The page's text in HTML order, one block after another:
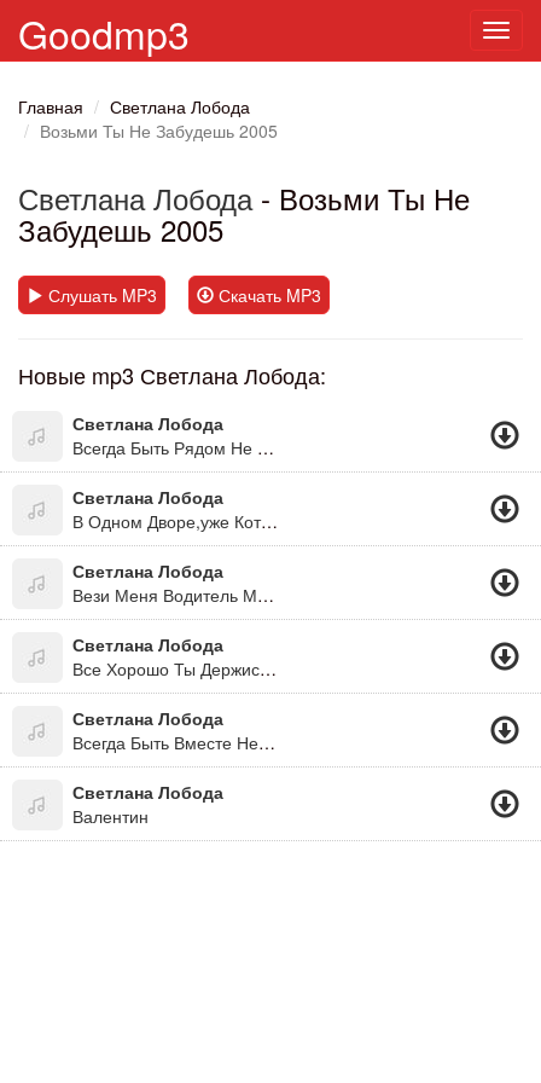
Goodmp3
Главная
Светлана Лобода
Возьми Ты Не Забудешь 2005
Светлана Лобода- Возьми Ты Не
Забудешь 2005
Слушать MP3 Скачать MP3
Новые mp3 Светлана Лобода:
Светлана Лобода
Всегда Быть Рядом Не Могут Люди (Из К/ф "31 Июля")
Светлана Лобода
В Одном Дворе,уже Который Год...
Светлана Лобода
Вези Меня Водитель Мой 2016
Светлана Лобода
Все Хорошо Ты Держись,раздевайся Ложись
Светлана Лобода
Всегда Быть Вместе Не Могут Люди
Светлана Лобода
Валентин